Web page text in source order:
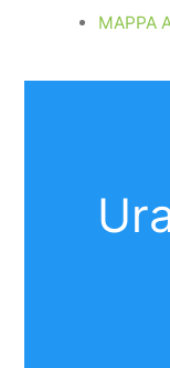
MAPPA